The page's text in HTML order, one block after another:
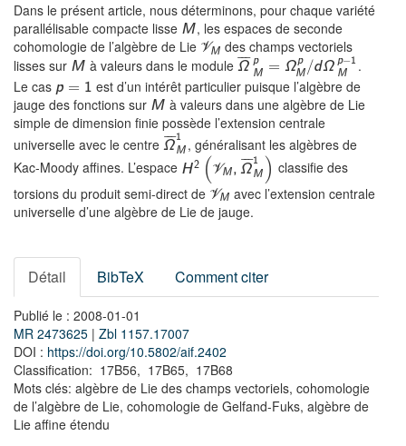
Dans le présent article, nous déterminons, pour chaque variété
parallélisable compacte lisse M, les espaces de seconde
cohomologie de l’algèbre de Lie VM des champs vectoriels
lisses sur M à valeurs dans le module Ω
¯¯
¯
p
M
= Ω p
M /dΩ p−1
M
.
Le cas p = 1 est d’un intérêt particulier puisque l’algèbre de
jauge des fonctions sur M à valeurs dans une algèbre de Lie
simple de dimension finie possède l’extension centrale
universelle avec le centre Ω
¯¯
¯ 1
M , généralisant les algèbres de
Kac-Moody affines. L’espace H2 (VM , Ω
¯¯
¯ 1
M ) classifie des
torsions du produit semi-direct de VM avec l’extension centrale
universelle d’une algèbre de Lie de jauge.
Détail BibTeX Comment citer
Publié le : 2008-01-01
MR 2473625 | Zbl 1157.17007
DOI : https://doi.org/10.5802/aif.2402
Classification: 17B56, 17B65, 17B68
Mots clés: algèbre de Lie des champs vectoriels, cohomologie
de l’algèbre de Lie, cohomologie de Gelfand-Fuks, algèbre de
Lie affine étendu